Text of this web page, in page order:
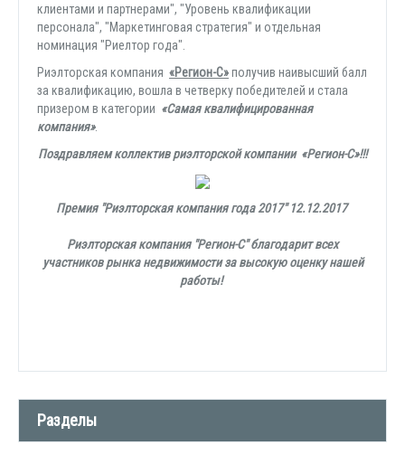
клиентами и партнерами", "Уровень квалификации
персонала", "Маркетинговая стратегия" и отдельная
номинация "Риелтор года".
Риэлторская компания «Регион-С»получив наивысший балл
за квалификацию, вошла в четверку победителей и стала
призером в категории «Самая квалифицированная
компания».
Поздравляем коллектив риэлторской компании «Регион-С»!!!
Премия "Риэлторская компания года 2017" 12.12.2017
Риэлторская компания "Регион-С" благодарит всех
участников рынка недвижимости за высокую оценку нашей
работы!
Разделы